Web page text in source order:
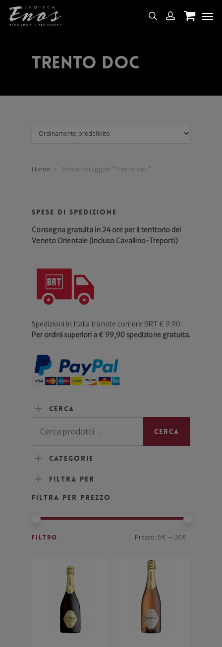
Trento doc
Home Prodotti taggati “Trento doc”
Spese di spedizione
Consegna gratuita in 24 ore per il territorio del
Veneto Orientale (incluso Cavallino-Treporti)
Spedizioni in Italia tramite corriere BRT € 9.90.
Per ordini superiori a € 99,90 spedizione gratuita.
Cerca
Cerca
Categorie
Filtra per
Filtra per prezzo
Filtro Prezzo: 0€ — 20€